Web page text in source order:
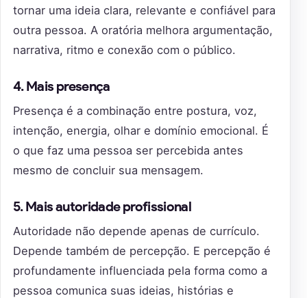
tornar uma ideia clara, relevante e confiável para
outra pessoa. A oratória melhora argumentação,
narrativa, ritmo e conexão com o público.
4. Mais presença
Presença é a combinação entre postura, voz,
intenção, energia, olhar e domínio emocional. É
o que faz uma pessoa ser percebida antes
mesmo de concluir sua mensagem.
5. Mais autoridade profissional
Autoridade não depende apenas de currículo.
Depende também de percepção. E percepção é
profundamente influenciada pela forma como a
pessoa comunica suas ideias, histórias e